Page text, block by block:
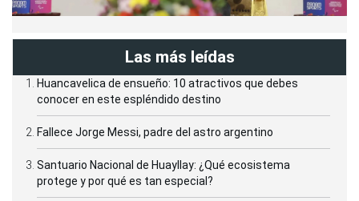
Las más leídas
Huancavelica de ensueño: 10 atractivos que debes
conocer en este espléndido destino
Fallece Jorge Messi, padre del astro argentino
Santuario Nacional de Huayllay: ¿Qué ecosistema
protege y por qué es tan especial?